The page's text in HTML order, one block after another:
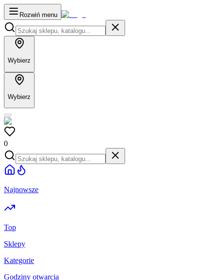
Rozwiń menu
Wybierz
Wybierz
0
Najnowsze
Top
Sklepy
Kategorie
Godziny otwarcia